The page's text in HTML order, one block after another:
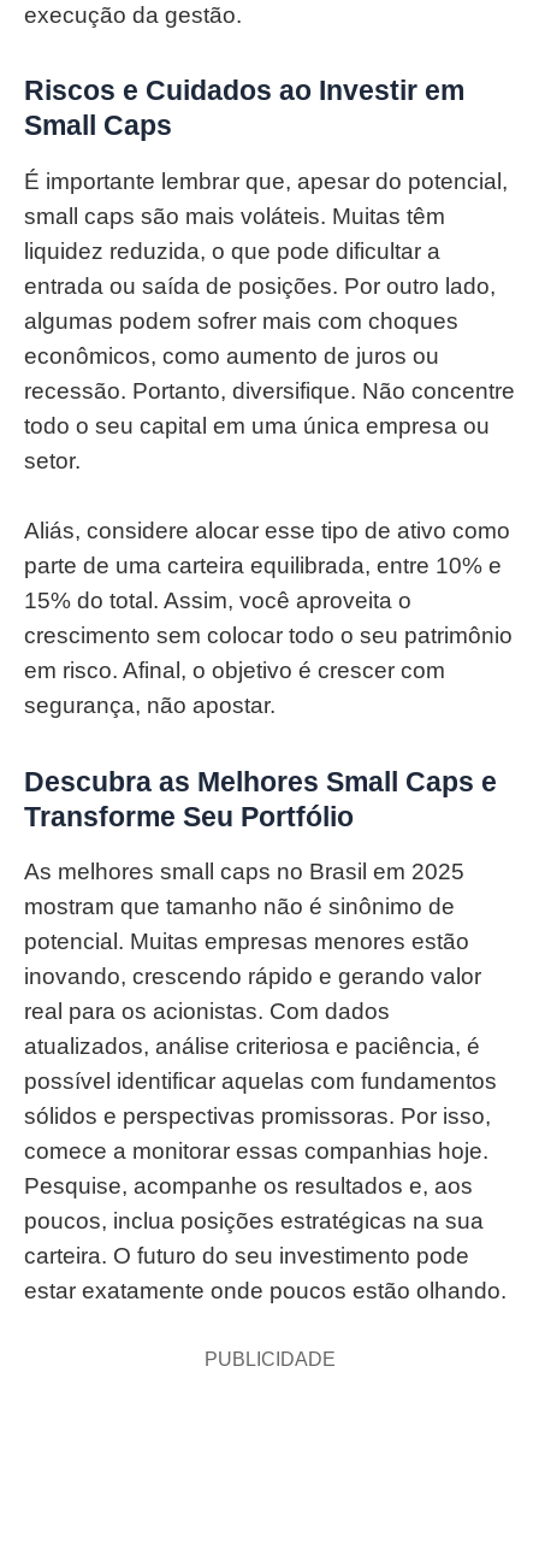
execução da gestão.
Riscos e Cuidados ao Investir em
Small Caps
É importante lembrar que, apesar do potencial,
small caps são mais voláteis. Muitas têm
liquidez reduzida, o que pode dificultar a
entrada ou saída de posições. Por outro lado,
algumas podem sofrer mais com choques
econômicos, como aumento de juros ou
recessão. Portanto, diversifique. Não concentre
todo o seu capital em uma única empresa ou
setor.
Aliás, considere alocar esse tipo de ativo como
parte de uma carteira equilibrada, entre 10% e
15% do total. Assim, você aproveita o
crescimento sem colocar todo o seu patrimônio
em risco. Afinal, o objetivo é crescer com
segurança, não apostar.
Descubra as Melhores Small Caps e
Transforme Seu Portfólio
As melhores small caps no Brasil em 2025
mostram que tamanho não é sinônimo de
potencial. Muitas empresas menores estão
inovando, crescendo rápido e gerando valor
real para os acionistas. Com dados
atualizados, análise criteriosa e paciência, é
possível identificar aquelas com fundamentos
sólidos e perspectivas promissoras. Por isso,
comece a monitorar essas companhias hoje.
Pesquise, acompanhe os resultados e, aos
poucos, inclua posições estratégicas na sua
carteira. O futuro do seu investimento pode
estar exatamente onde poucos estão olhando.
PUBLICIDADE